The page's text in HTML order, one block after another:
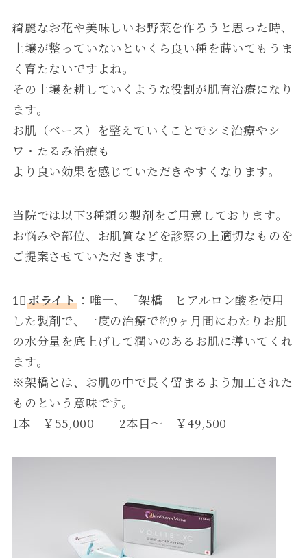
綺麗なお花や美味しいお野菜を作ろうと思った時、
土壌が整っていないといくら良い種を蒔いてもうま
く育たないですよね。
その土壌を耕していくような役割が肌育治療になり
ます。
お肌（ベース）を整えていくことでシミ治療やシ
ワ・たるみ治療も
より良い効果を感じていただきやすくなります。
当院では以下3種類の製剤をご用意しております。
お悩みや部位、お肌質などを診察の上適切なものを
ご提案させていただきます。
1⃣ボライト：唯一、「架橋」ヒアルロン酸を使用
した製剤で、一度の治療で約9ヶ月間にわたりお肌
の水分量を底上げして潤いのあるお肌に導いてくれ
ます。
※架橋とは、お肌の中で長く留まるよう加工された
ものという意味です。
1本 ￥55,000 2本目～ ￥49,500